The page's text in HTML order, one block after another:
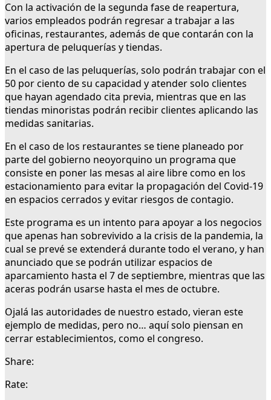
Con la activación de la segunda fase de reapertura,
varios empleados podrán regresar a trabajar a las
oficinas, restaurantes, además de que contarán con la
apertura de peluquerías y tiendas.
En el caso de las peluquerías, solo podrán trabajar con el
50 por ciento de su capacidad y atender solo clientes
que hayan agendado cita previa, mientras que en las
tiendas minoristas podrán recibir clientes aplicando las
medidas sanitarias.
En el caso de los restaurantes se tiene planeado por
parte del gobierno neoyorquino un programa que
consiste en poner las mesas al aire libre como en los
estacionamiento para evitar la propagación del Covid-19
en espacios cerrados y evitar riesgos de contagio.
Este programa es un intento para apoyar a los negocios
que apenas han sobrevivido a la crisis de la pandemia, la
cual se prevé se extenderá durante todo el verano, y han
anunciado que se podrán utilizar espacios de
aparcamiento hasta el 7 de septiembre, mientras que las
aceras podrán usarse hasta el mes de octubre.
Ojalá las autoridades de nuestro estado, vieran este
ejemplo de medidas, pero no… aquí solo piensan en
cerrar establecimientos, como el congreso.
Share:
Rate: